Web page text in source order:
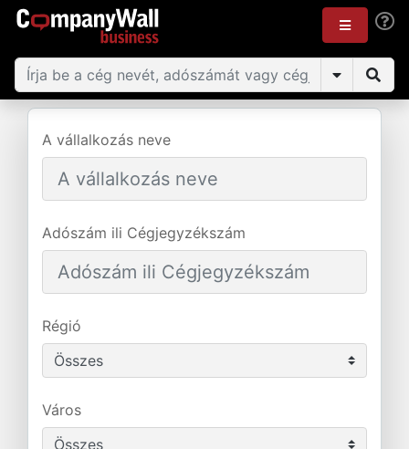
A vállalkozás neve
Adószám ili Cégjegyzékszám
Régió
Város